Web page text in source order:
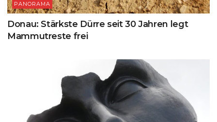
PANORAMA
Donau: Stärkste Dürre seit 30 Jahren legt
Mammutreste frei